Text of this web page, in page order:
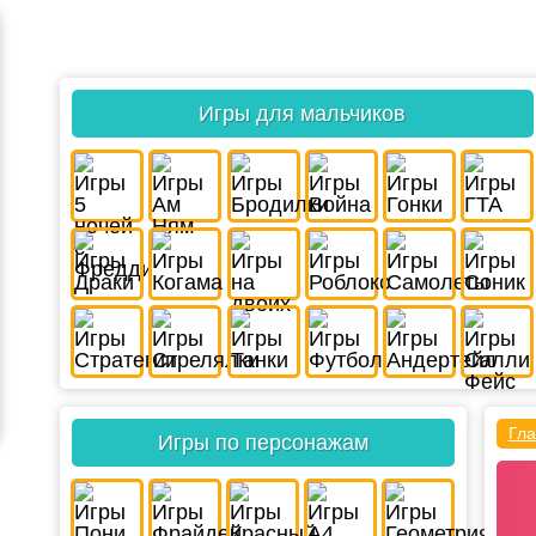
Игры для мальчиков
Игры по персонажам